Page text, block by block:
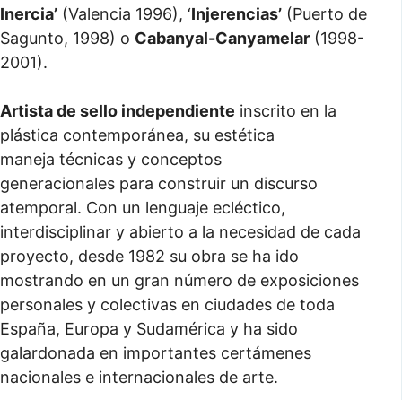
Inercia’ (Valencia 1996), ‘Injerencias’ (Puerto de
Sagunto, 1998) o Cabanyal-Canyamelar (1998-
2001).
Artista de sello independiente inscrito en la
plástica contemporánea, su estética
maneja técnicas y conceptos
generacionales para construir un discurso
atemporal. Con un lenguaje ecléctico,
interdisciplinar y abierto a la necesidad de cada
proyecto, desde 1982 su obra se ha ido
mostrando en un gran número de exposiciones
personales y colectivas en ciudades de toda
España, Europa y Sudamérica y ha sido
galardonada en importantes certámenes
nacionales e internacionales de arte.